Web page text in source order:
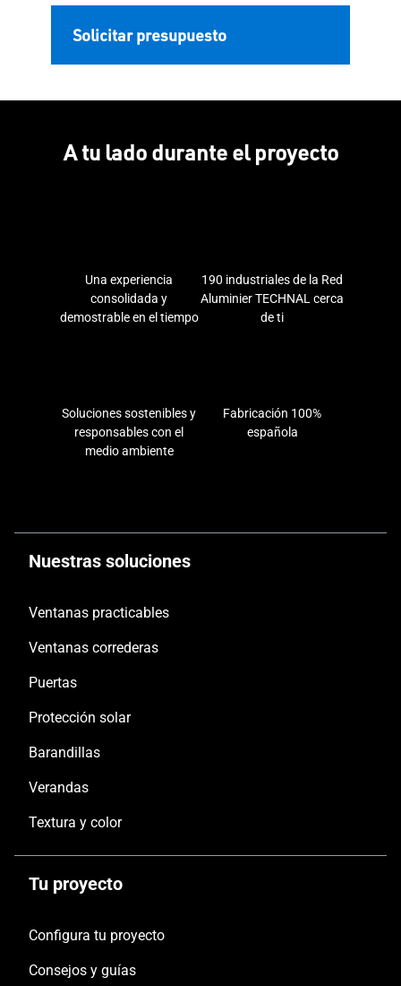
Solicitar presupuesto
A tu lado durante el proyecto
Una experiencia
consolidada y
demostrable en el tiempo
190 industriales de la Red
Aluminier TECHNAL cerca
de ti
Soluciones sostenibles y
responsables con el
medio ambiente
Fabricación 100%
española
Nuestras soluciones
Ventanas practicables
Ventanas correderas
Puertas
Protección solar
Barandillas
Verandas
Textura y color
Tu proyecto
Configura tu proyecto
Consejos y guías